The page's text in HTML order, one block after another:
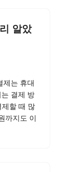
알았
제는 휴대
결제 방
제할 때 많
까지도 이